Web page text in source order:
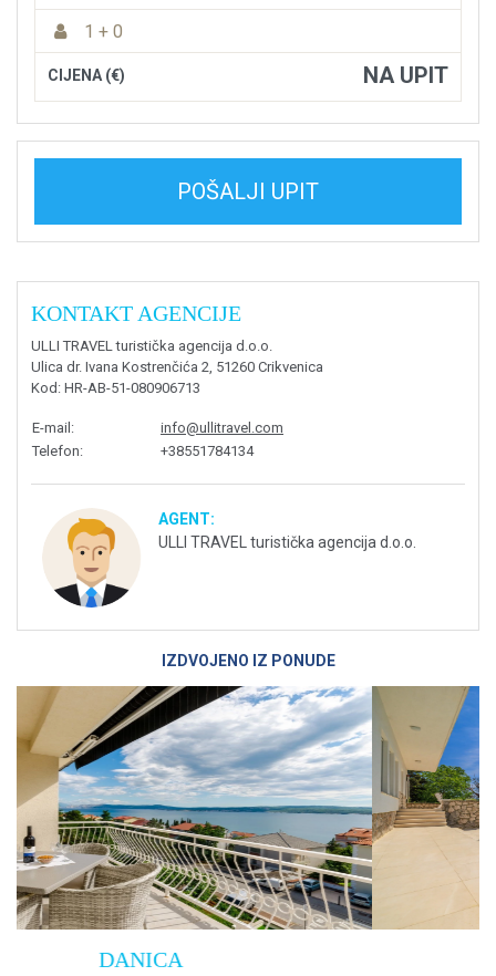
1 + 0
CIJENA (€) NA UPIT
POŠALJI UPIT
KONTAKT AGENCIJE
ULLI TRAVEL turistička agencija d.o.o.
Ulica dr. Ivana Kostrenčića 2, 51260 Crikvenica
Kod : HR-AB-51-080906713
E-mail :
info@ullitravel.com
Telefon: +38551784134
AGENT:
ULLI TRAVEL turistička agencija d.o.o.
IZDVOJENO IZ PONUDE